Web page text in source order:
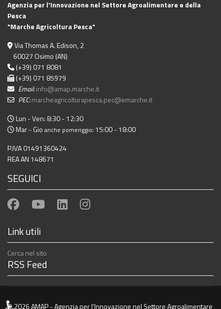
Agenzia per l'Innovazione nel Settore Agroalimentare e della
Pesca
"Marche Agricoltura Pesca"
Via Thomas A. Edison, 2
60027 Osimo (AN)
(+39) 071 8081
(+39) 071 85979
Email:info@amap.marche.it
PEC:marcheagricolturapesca.pec@emarche.it
Lun - Ven: 8:30 - 12:30
Mar - Gio anche pomeriggio: 15:00 - 18:00
P.IVA 01491360424
REA AN 148671
SEGUICI
Link utili
Cerca nel sito
RSS Feed
© 2026 AMAP - Agenzia per l'Innovazione nel Settore Agroalimentare